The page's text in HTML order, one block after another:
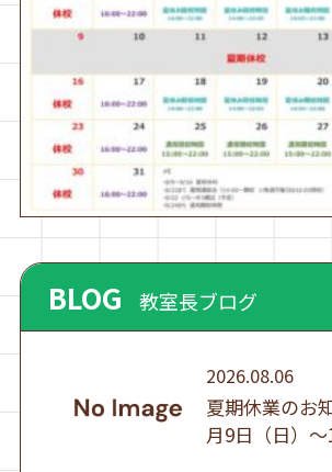
BLOG 教室長ブログ
2026.08.06
夏期休業のお
月9日（日）～